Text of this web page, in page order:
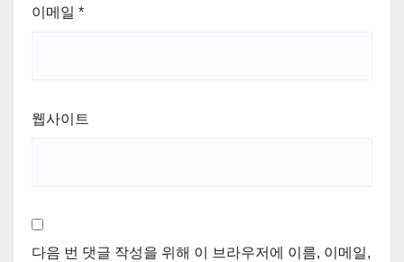
이메일 *
웹사이트
다음 번 댓글 작성을 위해 이 브라우저에 이름, 이메일,